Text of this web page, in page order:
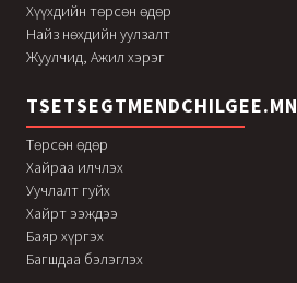
Хүүхдийн төрсөн өдөр
Найз нөхдийн уулзалт
Жуулчид, Ажил хэрэг
TSETSEGTMENDCHILGEE.MN
Төрсөн өдөр
Хайраа илчлэх
Уучлалт гуйх
Хайрт ээждээ
Баяр хүргэх
Багшдаа бэлэглэх